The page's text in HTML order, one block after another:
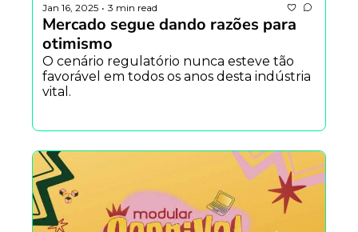
Jan 16, 2025 • 3 min read
Mercado segue dando razões para
otimismo
O cenário regulatório nunca esteve tão
favorável em todos os anos desta indústria
vital.